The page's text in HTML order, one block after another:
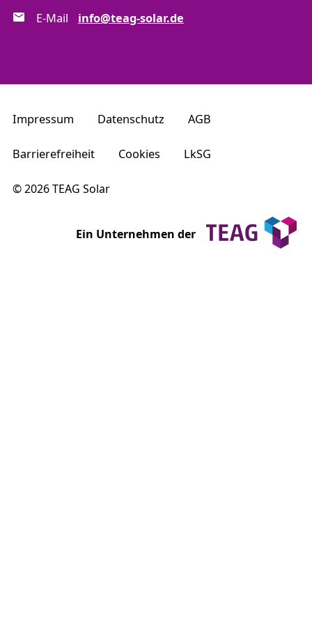
E-Mail info@teag-solar.de
Impressum Datenschutz AGB
Barrierefreiheit Cookies LkSG
© 2026 TEAG Solar
Ein Unternehmen der